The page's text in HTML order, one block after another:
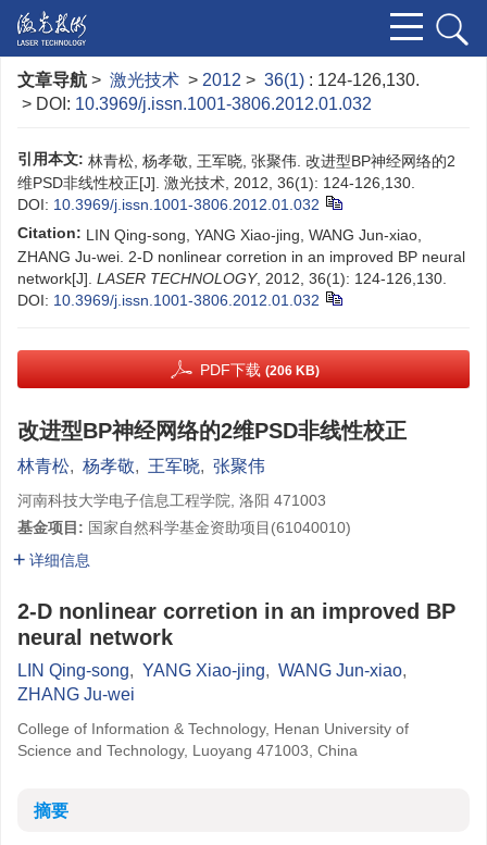
文章导航 > 激光技术 > 2012 > 36(1) : 124-126,130.
> DOI: 10.3969/j.issn.1001-3806.2012.01.032
引用本文: 林青松, 杨孝敬, 王军晓, 张聚伟. 改进型BP神经网络的2
维PSD非线性校正[J]. 激光技术, 2012, 36(1): 124-126,130.
DOI: 10.3969/j.issn.1001-3806.2012.01.032
Citation: LIN Qing-song, YANG Xiao-jing, WANG Jun-xiao,
ZHANG Ju-wei. 2-D nonlinear corretion in an improved BP neural
network[J]. LASER TECHNOLOGY, 2012, 36(1): 124-126,130.
DOI: 10.3969/j.issn.1001-3806.2012.01.032
PDF下载 (206 KB)
改进型BP神经网络的2维PSD非线性校正
林青松, 杨孝敬, 王军晓, 张聚伟
河南科技大学电子信息工程学院, 洛阳 471003
基金项目: 国家自然科学基金资助项目(61040010)
详细信息
2-D nonlinear corretion in an improved BP
neural network
LIN Qing-song, YANG Xiao-jing, WANG Jun-xiao,
ZHANG Ju-wei
College of Information & Technology, Henan University of
Science and Technology, Luoyang 471003, China
摘要